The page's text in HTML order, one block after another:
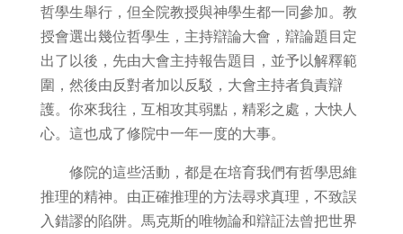
哲學生舉行，但全院教授與神學生都一同參加。教
授會選出幾位哲學生，主持辯論大會，辯論題目定
出了以後，先由大會主持報告題目，並予以解釋範
圍，然後由反對者加以反駁，大會主持者負責辯
護。你來我往，互相攻其弱點，精彩之處，大快人
心。這也成了修院中一年一度的大事。
修院的這些活動，都是在培育我們有哲學思維
推理的精神。由正確推理的方法尋求真理，不致誤
入錯謬的陷阱。馬克斯的唯物論和辯証法曾把世界